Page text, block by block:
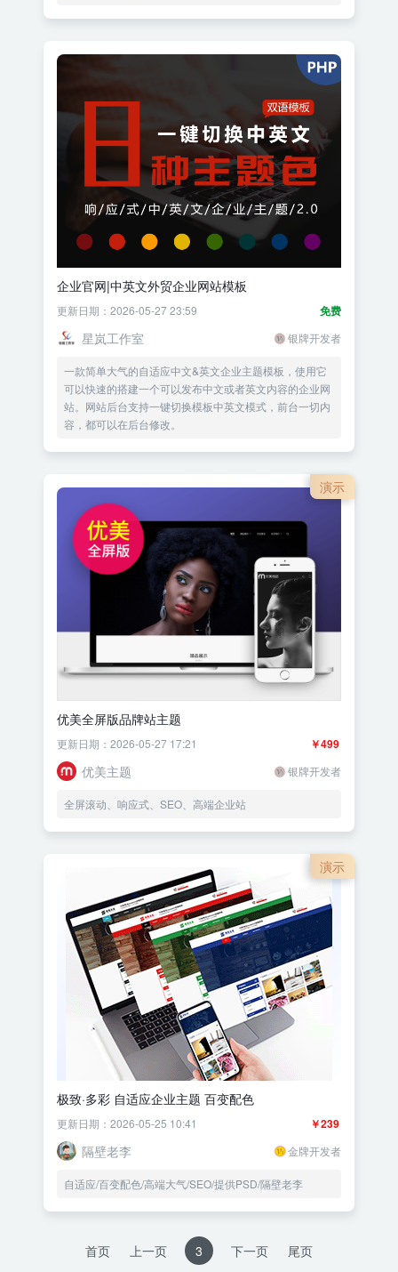
企业官网|中英文外贸企业网站模板
免费
更新日期：2026-05-27 23:59
星岚工作室 银牌开发者
一款简单大气的自适应中文&英文企业主题模板，使用它
可以快速的搭建一个可以发布中文或者英文内容的企业网
站。网站后台支持一键切换模板中英文模式，前台一切内
容，都可以在后台修改。
演示
优美全屏版品牌站主题
￥499
更新日期：2026-05-27 17:21
优美主题 银牌开发者
全屏滚动、响应式、SEO、高端企业站
演示
极致·多彩 自适应企业主题 百变配色
￥239
更新日期：2026-05-25 10:41
隔壁老李 金牌开发者
自适应/百变配色/高端大气/SEO/提供PSD/隔壁老李
首页 上一页 3 下一页 尾页